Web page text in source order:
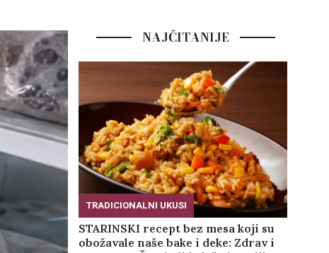
NAJČITANIJE
TRADICIONALNI UKUSI
STARINSKI recept bez mesa koji su
obožavale naše bake i deke: Zdrav i